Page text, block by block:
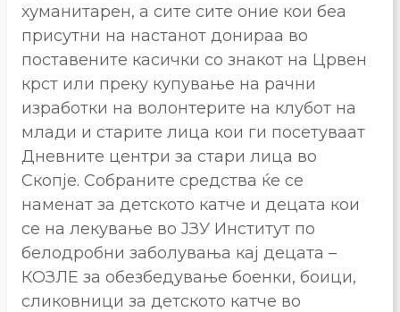
хуманитарен, а сите сите оние кои беа
присутни на настанот донираа во
поставените касички со знакот на Црвен
крст или преку купување на рачни
изработки на волонтерите на клубот на
млади и старите лица кои ги посетуваат
Дневните центри за стари лица во
Скопје. Собраните средства ќе се
наменат за детското катче и децата кои
се на лекување во ЈЗУ Институт по
белодробни заболувања кај децата –
КОЗЛЕ за обезбедување боенки, боици,
сликовници за детското катче во